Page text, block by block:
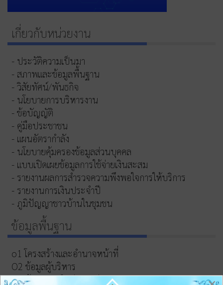
เกี่ยวกับหน่วยงาน
- ประวัติความเป็นมา
- สภาพและข้อมูลพื้นฐาน
- วิสัยทัศน์/พันธกิจ
- นโยบายการบริหารงาน
- ข้อบัญญัติ
- คู่มือประชาชน
- แผนอัตรากำลัง
- นโยบายคุ้มครองข้อมูลส่วนบุคคล
- แบบเปิดเผยข้อมูลการใช้จ่ายเงินสะสม
- รายงานผลการสำรวจความพึงพอใจการให้บริการ
- รายงานการเงินประจำปี
- ภูมิปัญญาชาวบ้านในชุมชน
ข้อมูลพื้นฐาน
o1 โครงสร้างและอำนาจหน้าที่
O2 ข้อมูลผู้บริหาร
O3 ข้อมูลการติดต่อและช่องทางการสอบถาม